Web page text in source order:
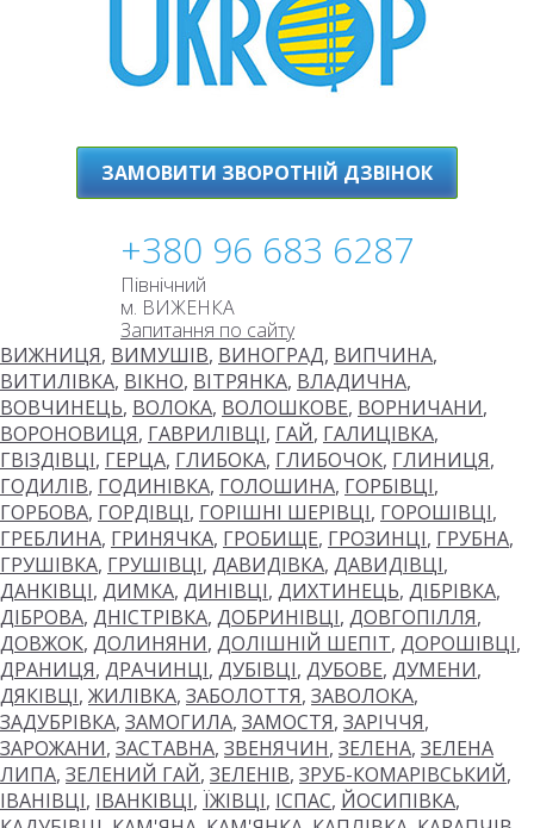
ЗАМОВИТИ ЗВОРОТНІЙ ДЗВІНОК
+380 96 683 6287
Північний
м. ВИЖЕНКА
Запитання по сайту
ВИЖНИЦЯ, ВИМУШІВ, ВИНОГРАД, ВИПЧИНА,
ВИТИЛІВКА, ВІКНО, ВІТРЯНКА, ВЛАДИЧНА,
ВОВЧИНЕЦЬ, ВОЛОКА, ВОЛОШКОВЕ, ВОРНИЧАНИ,
ВОРОНОВИЦЯ, ГАВРИЛІВЦІ, ГАЙ, ГАЛИЦІВКА,
ГВІЗДІВЦІ, ГЕРЦА, ГЛИБОКА, ГЛИБОЧОК, ГЛИНИЦЯ,
ГОДИЛІВ, ГОДИНІВКА, ГОЛОШИНА, ГОРБІВЦІ,
ГОРБОВА, ГОРДІВЦІ, ГОРІШНІ ШЕРІВЦІ, ГОРОШІВЦІ,
ГРЕБЛИНА, ГРИНЯЧКА, ГРОБИЩЕ, ГРОЗИНЦІ, ГРУБНА,
ГРУШІВКА, ГРУШІВЦІ, ДАВИДІВКА, ДАВИДІВЦІ,
ДАНКІВЦІ, ДИМКА, ДИНІВЦІ, ДИХТИНЕЦЬ, ДІБРІВКА,
ДІБРОВА, ДНІСТРІВКА, ДОБРИНІВЦІ, ДОВГОПІЛЛЯ,
ДОВЖОК, ДОЛИНЯНИ, ДОЛІШНІЙ ШЕПІТ, ДОРОШІВЦІ,
ДРАНИЦЯ, ДРАЧИНЦІ, ДУБІВЦІ, ДУБОВЕ, ДУМЕНИ,
ДЯКІВЦІ, ЖИЛІВКА, ЗАБОЛОТТЯ, ЗАВОЛОКА,
ЗАДУБРІВКА, ЗАМОГИЛА, ЗАМОСТЯ, ЗАРІЧЧЯ,
ЗАРОЖАНИ, ЗАСТАВНА, ЗВЕНЯЧИН, ЗЕЛЕНА, ЗЕЛЕНА
ЛИПА, ЗЕЛЕНИЙ ГАЙ, ЗЕЛЕНІВ, ЗРУБ-КОМАРІВСЬКИЙ,
ІВАНІВЦІ, ІВАНКІВЦІ, ЇЖІВЦІ, ІСПАС, ЙОСИПІВКА,